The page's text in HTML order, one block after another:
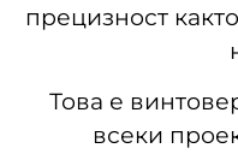
прецизност
Това е
всеки